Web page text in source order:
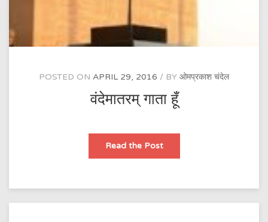
POSTED ON APRIL 29, 2016 BY ओमप्रकाश चंदेल
वंदेमातरम् गाता हूँ
Read the Postवंदेमातरम्
हूँ